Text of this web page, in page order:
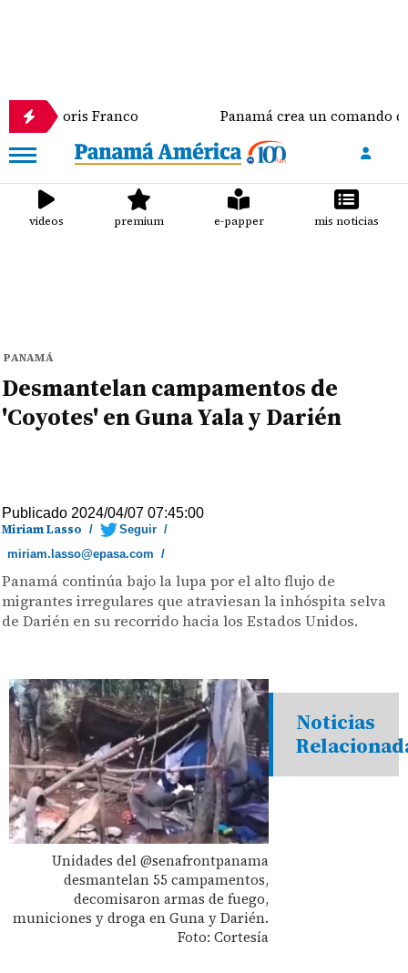
Panamá crea un comando conjunto que
videos premium e-papper mis noticias
PANAMÁ
Desmantelan campamentos de
'Coyotes' en Guna Yala y Darién
Publicado 2024/04/07 07:45:00
Miriam Lasso / Seguir /
miriam.lasso@epasa.com /
Panamá continúa bajo la lupa por el alto flujo de
migrantes irregulares que atraviesan la inhóspita selva
de Darién en su recorrido hacia los Estados Unidos.
Unidades del @senafrontpanama
desmantelan 55 campamentos,
decomisaron armas de fuego,
municiones y droga en Guna y Darién.
Foto: Cortesía
Noticias